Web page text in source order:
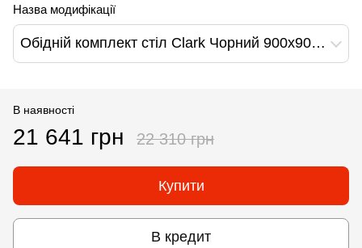
Назва модифікації
Обідній комплект стіл Clark Чорний 900x900 + 4 стільця Моко на чорних ніжках
В наявності
21 641 грн 22 310 грн
Купити
В кредит